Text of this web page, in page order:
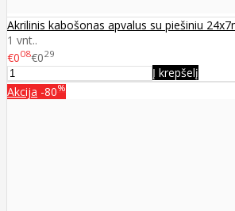
Akrilinis kabošonas apvalus su piešiniu
1 vnt..
€008€029
Į krepšelį
Akcija -80%